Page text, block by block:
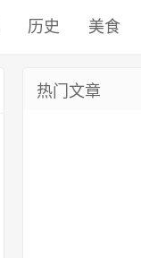
历史 美食
热门文章